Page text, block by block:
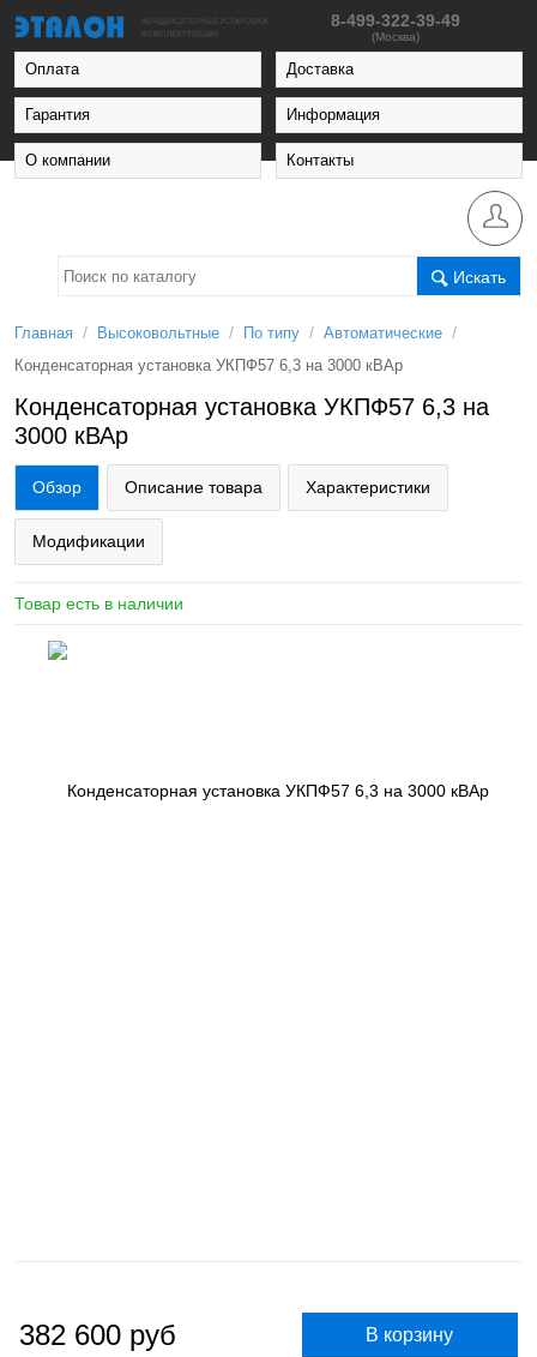
8-499-322-39-49
(Москва)
Оплата Доставка
Гарантия Информация
О компании Контакты
Искать
Главная / Высоковольтные / По типу / Автоматические /
Конденсаторная установка УКПФ57 6,3 на 3000 кВАр
Конденсаторная установка УКПФ57 6,3 на
3000 кВАр
Обзор Описание товара Характеристики
Модификации
Товар есть в наличии
382 600 руб